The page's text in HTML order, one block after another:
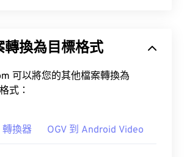
壓縮技術，使用編解碼器
，產生檔
1 格式最為密切相關。
檔案？
轉換為目標格式
可以將您的其他檔案轉換為
式：
換器 OGV 到 Android Video